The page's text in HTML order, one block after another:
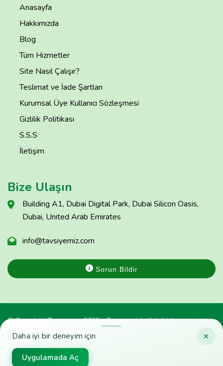
×
Daha iyi bir deneyim için
Uygulamada Aç
Anasayfa
Hakkımızda
Blog
Tüm Hizmetler
Site Nasıl Çalışır?
Teslimat ve İade Şartları
Kurumsal Üye Kullanıcı Sözleşmesi
Gizlilik Politikası
S.S.S
İletişim
Bize Ulaşın
Building A1, Dubai Digital Park, Dubai Silicon Oasis,
Dubai, United Arab Emirates
info@tavsiyemiz.com
Sorun Bildir
© Copyright Tavsiyemiz 2025 - Tavsiyemiz'e Kulak Ver